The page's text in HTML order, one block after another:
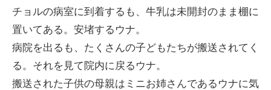
チョルの病室に到着するも、牛乳は未開封のまま棚に
置いてある。安堵するウナ。
病院を出るも、たくさんの子どもたちが搬送されてく
る。それを見て院内に戻るウナ。
搬送された子供の母親はミニお姉さんであるウナに気